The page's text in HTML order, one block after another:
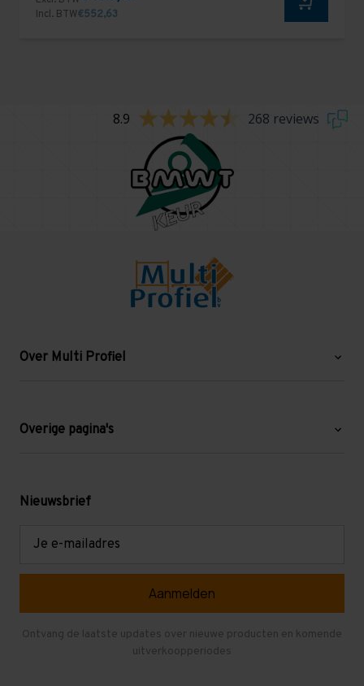
Incl. BTW€552,63
8.9 268 reviews
Over Multi Profiel
Blog
Levering en afhalen
Overige pagina's
Mezzanine
Gebruikte entresolvloeren
Nieuwsbrief
Ontvang de laatste updates over nieuwe producten en komende
uitverkoopperiodes